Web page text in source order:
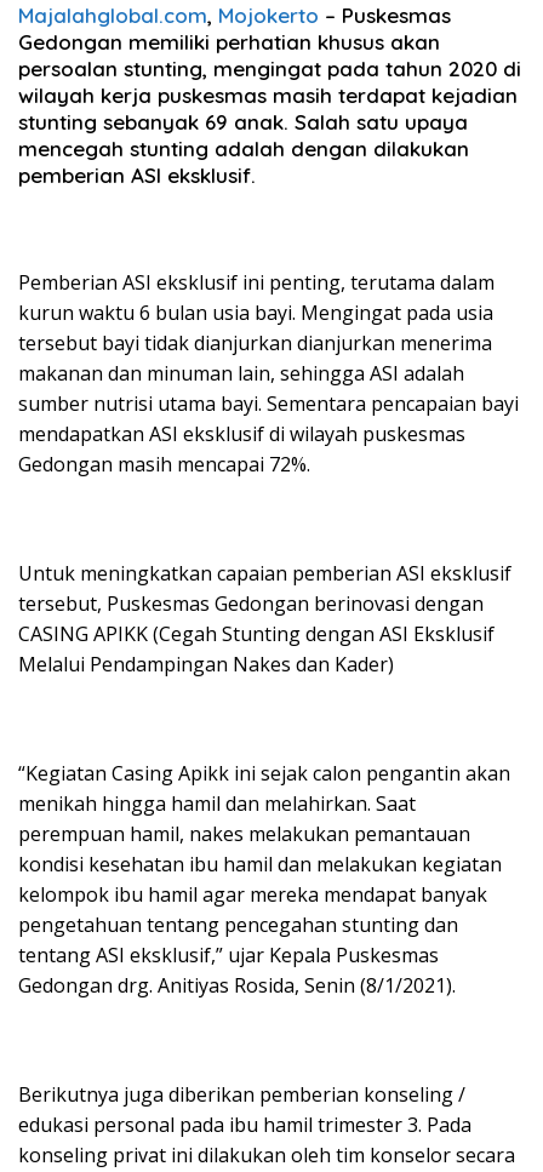
Majalahglobal.com, Mojokerto – Puskesmas
Gedongan memiliki perhatian khusus akan
persoalan stunting, mengingat pada tahun 2020 di
wilayah kerja puskesmas masih terdapat kejadian
stunting sebanyak 69 anak. Salah satu upaya
mencegah stunting adalah dengan dilakukan
pemberian ASI eksklusif.
Pemberian ASI eksklusif ini penting, terutama dalam
kurun waktu 6 bulan usia bayi. Mengingat pada usia
tersebut bayi tidak dianjurkan dianjurkan menerima
makanan dan minuman lain, sehingga ASI adalah
sumber nutrisi utama bayi. Sementara pencapaian bayi
mendapatkan ASI eksklusif di wilayah puskesmas
Gedongan masih mencapai 72%.
Untuk meningkatkan capaian pemberian ASI eksklusif
tersebut, Puskesmas Gedongan berinovasi dengan
CASING APIKK (Cegah Stunting dengan ASI Eksklusif
Melalui Pendampingan Nakes dan Kader)
“Kegiatan Casing Apikk ini sejak calon pengantin akan
menikah hingga hamil dan melahirkan. Saat
perempuan hamil, nakes melakukan pemantauan
kondisi kesehatan ibu hamil dan melakukan kegiatan
kelompok ibu hamil agar mereka mendapat banyak
pengetahuan tentang pencegahan stunting dan
tentang ASI eksklusif,” ujar Kepala Puskesmas
Gedongan drg. Anitiyas Rosida, Senin (8/1/2021).
Berikutnya juga diberikan pemberian konseling /
edukasi personal pada ibu hamil trimester 3. Pada
konseling privat ini dilakukan oleh tim konselor secara